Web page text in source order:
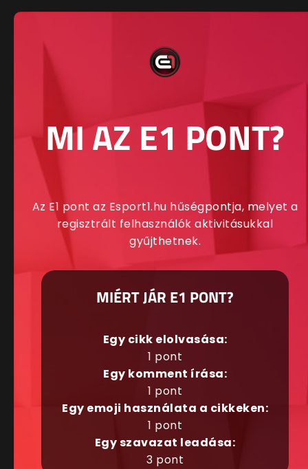
MI AZ E1 PONT?
Az E1 pont az Esport1.hu hűségpontja, melyet a
regisztrált felhasználók aktivitásukkal
gyűjthetnek.
MIÉRT JÁR E1 PONT?
Egy cikk elolvasása:
1 pont
Egy komment írása:
1 pont
Egy emoji használata a cikkeken:
1 pont
Egy szavazat leadása:
3 pont